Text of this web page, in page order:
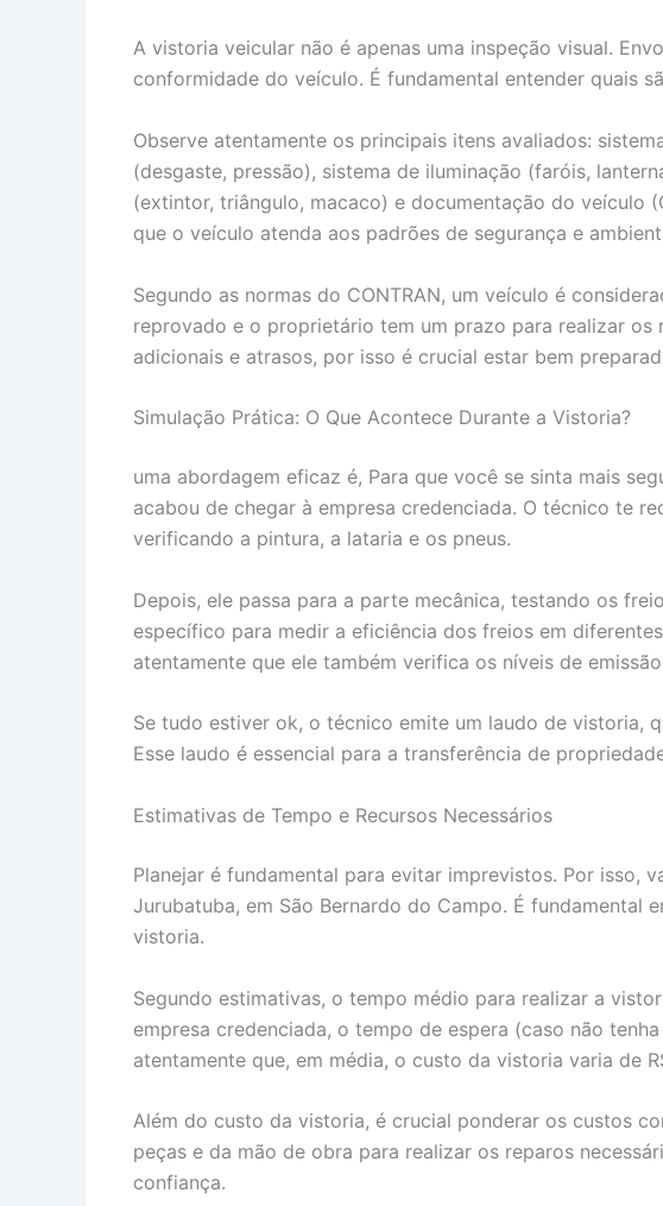
A vistoria veicular não é apenas uma inspeção visual.
conformidade do veículo. É fundamental entender quais
Observe atentamente os principais itens avaliados:
(desgaste, pressão), sistema de iluminação (faróis,
(extintor, triângulo, macaco) e documentação do veículo
que o veículo atenda aos padrões de segurança e
Segundo as normas do CONTRAN, um veículo é
reprovado e o proprietário tem um prazo para realizar
adicionais e atrasos, por isso é crucial estar bem
Simulação Prática: O Que Acontece Durante a Vistoria?
uma abordagem eficaz é, Para que você se sinta mais
acabou de chegar à empresa credenciada. O técnico te
verificando a pintura, a lataria e os pneus.
Depois, ele passa para a parte mecânica, testando os
específico para medir a eficiência dos freios em
atentamente que ele também verifica os níveis de
Se tudo estiver ok, o técnico emite um laudo de vistoria,
Esse laudo é essencial para a transferência de
Estimativas de Tempo e Recursos Necessários
Planejar é fundamental para evitar imprevistos. Por isso,
Jurubatuba, em São Bernardo do Campo. É
vistoria.
Segundo estimativas, o tempo médio para realizar a
empresa credenciada, o tempo de espera (caso não
atentamente que, em média, o custo da vistoria varia de
Além do custo da vistoria, é crucial ponderar os custos
peças e da mão de obra para realizar os reparos
confiança.